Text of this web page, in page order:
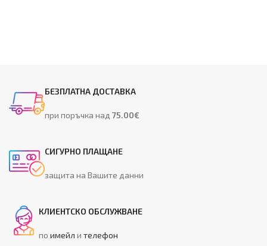
БЕЗПЛАТНА ДОСТАВКА
при поръчка над75.00€
СИГУРНО ПЛАЩАНЕ
защита на Вашите данни
КЛИЕНТСКО ОБСЛУЖВАНЕ
поимейл ителефон